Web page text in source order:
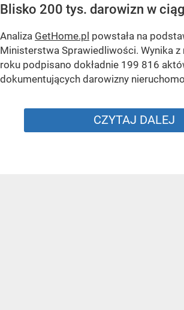
Blisko 200 tys. darowizn w
Analiza GetHome.pl powstała na
Ministerstwa Sprawiedliwości. Wynika z
roku podpisano dokładnie 199 816
dokumentujących darowizny
CZYTAJ DALEJ